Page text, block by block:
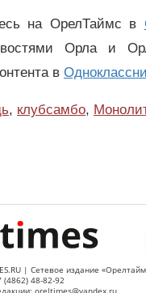
на ОрелТаймс в
Орла и
в
, клубсамбо,
| Сетевое издание
(4862) 48-82-92